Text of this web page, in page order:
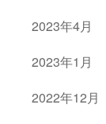
2023年4月
2023年1月
2022年12月